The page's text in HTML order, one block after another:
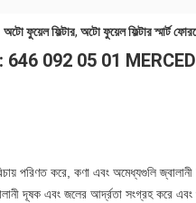
ফুয়েল ফিল্টার, অটো ফুয়েল ফিল্টার স্মার্ট
OE: 646 092 05 01
পরিণত করে, কণা এবং অমেধ্যগুলি
দূষক এবং জলের আর্দ্রতা সংগ্রহ করে